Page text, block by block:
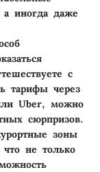
иногда даже
с
тарифы через
Uber, можно
сюрпризов.
зоны
что не только